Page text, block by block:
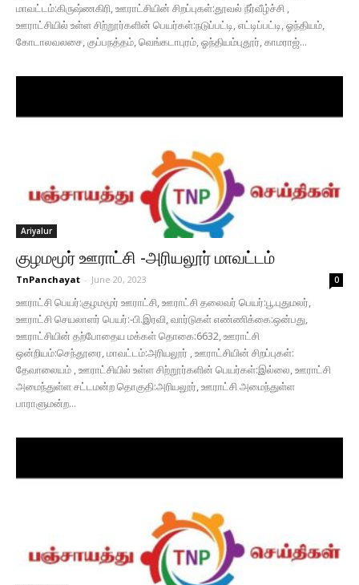
மாவட்டம்:கிருஷ்ணகிரி, ஊராட்சியின் சிறப்புகள்:தூவல் நீர்வீழ்ச்சி ,
ஊராட்சியில் உள்ள சிற்றூர்களின் பெயர்கள்:நடுப்பட்டி, எட்டிப்பட்டி, ஓந்தியம்,
கோடாலவலசை, குப்பநத்தம், வெங்கடாபுரம், ஓந்தியம்புதூர், காமராஜ்...
Ariyalur
குழமமூர் ஊராட்சி -அரியலூர் மாவட்டம்
TnPanchayat - June 20, 2023 0
ஊராட்சி பெயர்:குழமமூர் ஊராட்சி, ஊராட்சி தலைவர் பெயர்:பூ.புதுமலர்,
ஊராட்சி செயலாளர் பெயர்:-பி.இரவி, வார்டுகள் எண்ணிக்கை:ஒன்பது,
ஊராட்சியின் தற்போதைய மக்கள் தொகை:6632, ஊராட்சி
ஒன்றியம்:செந்தூரை, மாவட்டம்:அரியலூர் , ஊராட்சியின் சிறப்புகள்:
தேவாலையம் , ஊராட்சியில் உள்ள சிற்றூர்களின் பெயர்கள்:இல்லை, ஊராட்சி
அமைந்துள்ள சட்டமன்ற தொகுதி:அரியலூர், ஊராட்சி அமைந்துள்ள
பாராளுமன்ற...